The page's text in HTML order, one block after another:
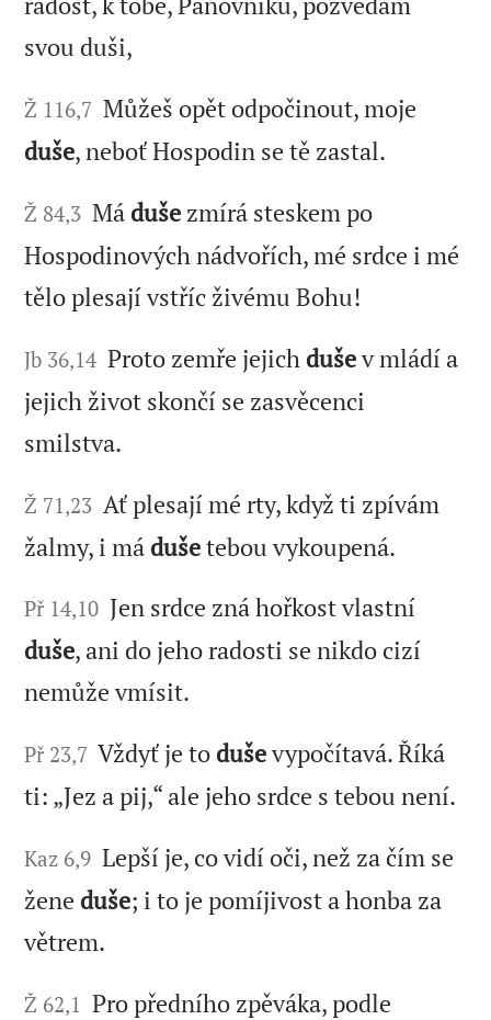
svou duši,
Ž 116,7 Můžeš opět odpočinout, moje
duše, neboť Hospodin se tě zastal.
Ž 84,3 Má duše zmírá steskem po
Hospodinových nádvořích, mé srdce i mé
tělo plesají vstříc živému Bohu!
Jb 36,14 Proto zemře jejich dušev mládí a
jejich život skončí se zasvěcenci
smilstva.
Ž 71,23 Ať plesají mé rty, když ti zpívám
žalmy, i má dušetebou vykoupená.
Př 14,10 Jen srdce zná hořkost vlastní
duše, ani do jeho radosti se nikdo cizí
nemůže vmísit.
Př 23,7 Vždyť je to duševypočítavá. Říká
ti: „Jez a pij,“ ale jeho srdce s tebou není.
Kaz 6,9 Lepší je, co vidí oči, než za čím se
žene duše; i to je pomíjivost a honba za
větrem.
Ž 62,1 Pro předního zpěváka, podle